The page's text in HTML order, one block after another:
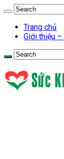
Trang chủ
Giới thiệu